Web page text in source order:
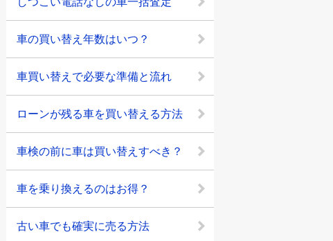
車の買い替え年数はいつ？
車買い替えで必要な準備と流れ
ローンが残る車を買い替える方法
車検の前に車は買い替えすべき？
車を乗り換えるのはお得？
古い車でも確実に売る方法